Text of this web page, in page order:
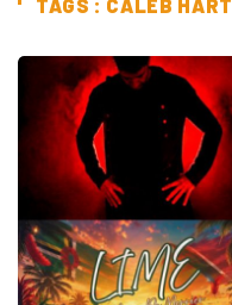
TAGS : CALEB HART